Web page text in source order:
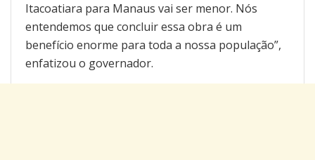
Itacoatiara para Manaus vai ser menor. Nós
entendemos que concluir essa obra é um
benefício enorme para toda a nossa população”,
enfatizou o governador.